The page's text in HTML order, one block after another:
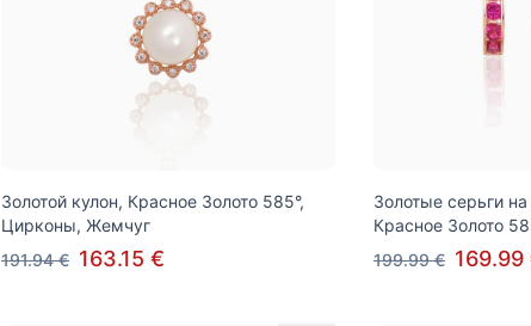
Золотой кулон, Красное Золото 585°,
Цирконы, Жемчуг
191.94 € 163.15 €
Золотые серьги
Красное Золото
199.99 € 169.99